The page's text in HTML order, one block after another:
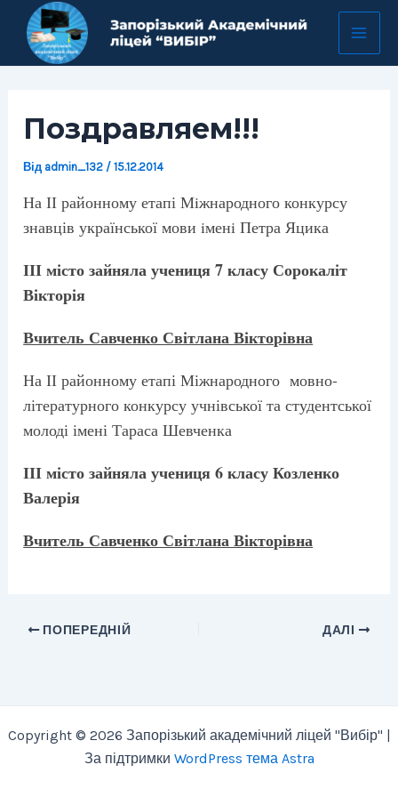
Перейти
вмісту
Поздравляем!!!
Від admin_132 /15.12.2014
На ІІ районному етапі Мiжнародного конкурсу
знавців української мови iменi Петра Яцика
ІІІ місто зайняла учениця 7 класу Сорокаліт
Вікторія
Вчитель Савченко Світлана Вікторівна
На ІІ районному етапі Міжнародного мовно-
літературного конкурсу учнівської та студентської
молоді імені Тараса Шевченка
ІІІ місто зайняла учениця 6 класу Козленко
Валерія
Вчитель Савченко Світлана Вікторівна
Навігація
запису
ПОПЕРЕДНІЙ ДАЛІ
Copyright © 2026 Запорізький академічний ліцей "Вибір" |
За підтримки WordPress тема Astra